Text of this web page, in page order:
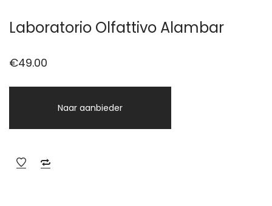
Laboratorio Olfattivo Alambar
€49.00
Naar aanbieder